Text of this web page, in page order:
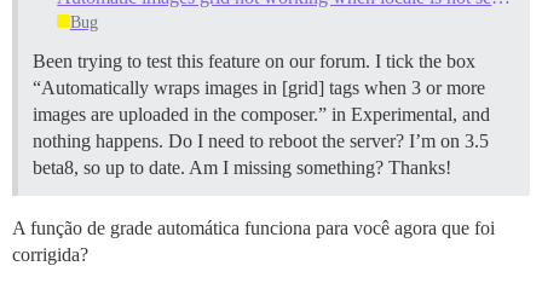
Bug
Been trying to test this feature on our forum. I tick the box
“Automatically wraps images in [grid] tags when 3 or more
images are uploaded in the composer.” in Experimental, and
nothing happens. Do I need to reboot the server? I’m on 3.5
beta8, so up to date. Am I missing something? Thanks!
A função de grade automática funciona para você agora que foi
corrigida?